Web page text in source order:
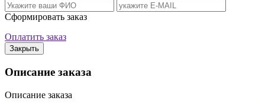
Сформировать заказ
Оплатить заказ
Закрыть
Описание заказа
Описание заказа